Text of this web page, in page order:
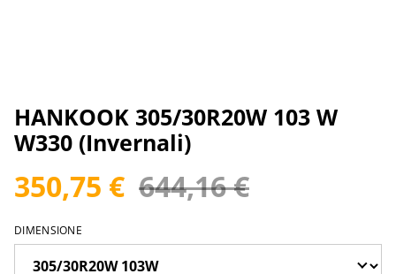
HANKOOK 305/30R20W 103 W
W330 (Invernali)
350,75 € 644,16 €
DIMENSIONE